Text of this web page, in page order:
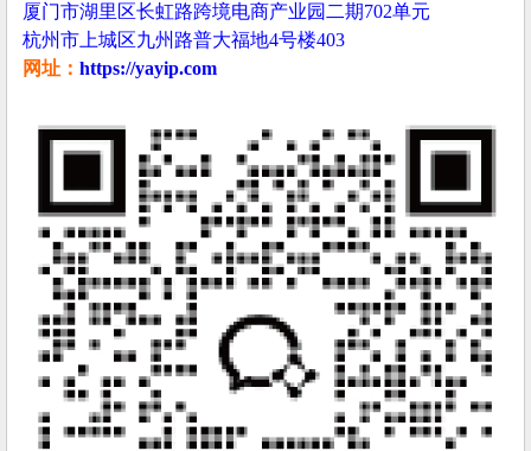
厦门市湖里区长虹路跨境电商产业园二期702单元
杭州市上城区九州路普大福地4号楼403
网址：https://yayip.com